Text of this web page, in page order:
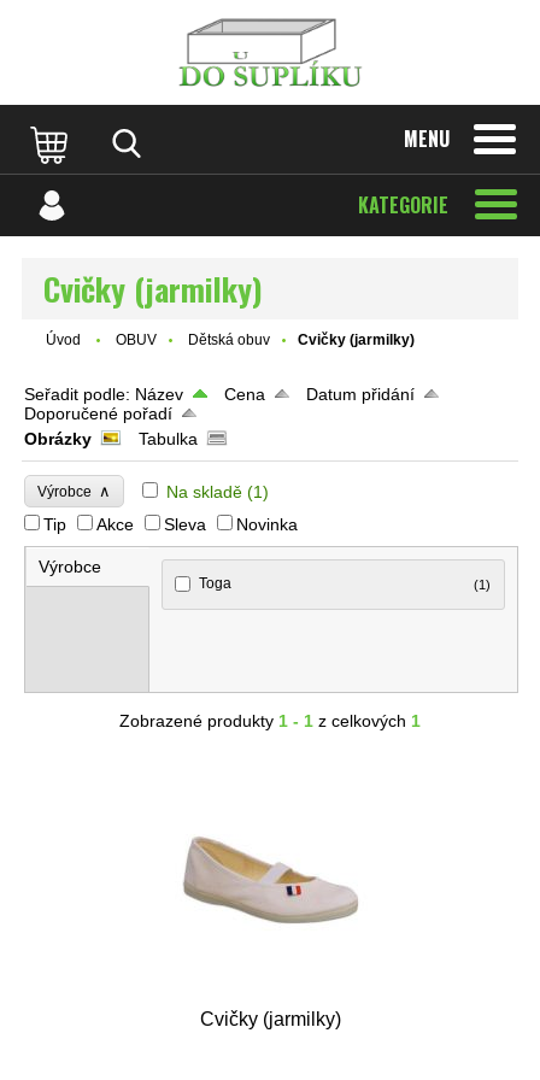
MENU
KATEGORIE
Cvičky (jarmilky)
Úvod OBUV Dětská obuv Cvičky (jarmilky)
Seřadit podle: Název Cena
Datum přidání
Doporučené pořadí
Obrázky
Tabulka
Výrobce ∧ Na skladě (1)
Tip
Akce Sleva Novinka
Výrobce
Toga (1)
Zobrazené produkty 1 - 1 z celkových 1
Cvičky (jarmilky)